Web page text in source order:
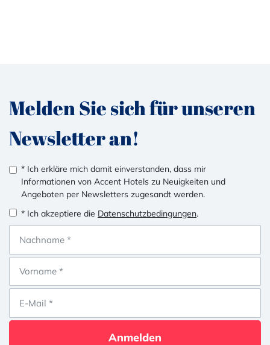
Melden Sie sich für unseren
Newsletter an!
* Ich erkläre mich damit einverstanden, dass mir
Informationen von Accent Hotels zu Neuigkeiten und
Angeboten per Newsletters zugesandt werden.
* Ich akzeptiere die Datenschutzbedingungen.
Anmelden